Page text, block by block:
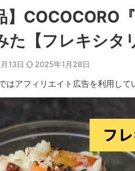
】COCOCORO
た【フレキシタ
13日 2025年1月28日
はアフィリエイト広告を利用して